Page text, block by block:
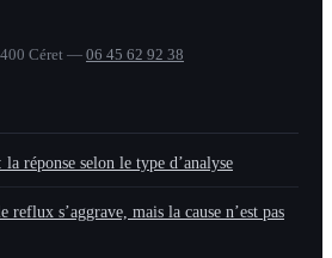
Céret — 06 45 62 92 38
réponse selon le type d’analyse
reflux s’aggrave, mais la cause n’est pas